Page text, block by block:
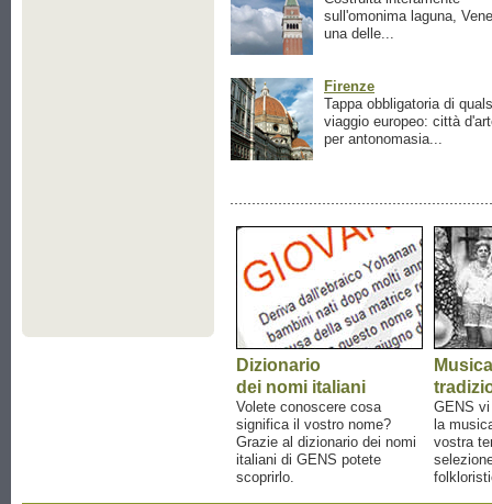
sull'omonima laguna,
una delle...
Firenze
Tappa obbligatoria di
viaggio europeo: città
per antonomasia...
Dizionario
dei nomi italiani
Volete conoscere cosa
significa il vostro nome?
Grazie al dizionario dei nomi
italiani di GENS potete
scoprirlo.
Musica
GENS
la
vostra